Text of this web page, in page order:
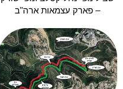
– פארק עצמאות ארה"ב